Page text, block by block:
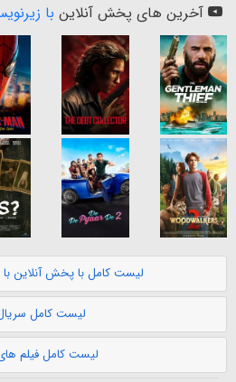
آخرین های پخش آنلاین با
لیست کامل با پخش آنلاین
لیست کامل
لیست کامل فیلم